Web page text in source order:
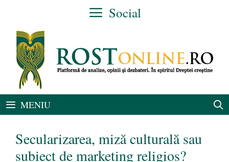
conținut
Social
MENIU
Secularizarea, miză culturală sau
subiect de marketing religios?